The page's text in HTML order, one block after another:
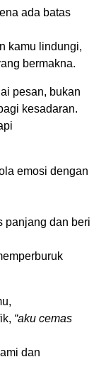
ada batas
kamu lindungi,
bermakna.
pesan, bukan
kesadaran.
emosi dengan
panjang dan beri
“aku cemas
dan